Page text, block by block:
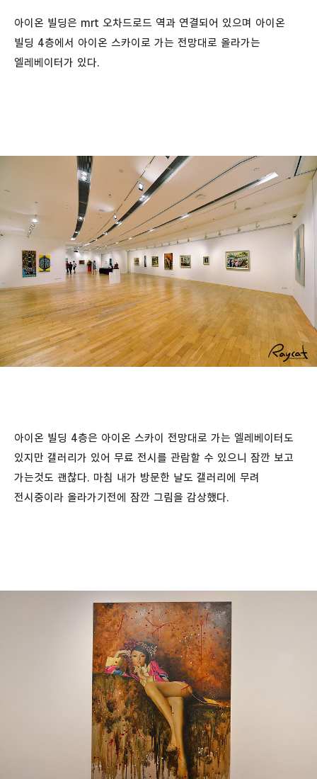
아이온 빌딩은 mrt 오차드로드 역과 연결되어 있으며 아이온
빌딩 4층에서 아이온 스카이로 가는 전망대로 올라가는
엘레베이터가 있다.
아이온 빌딩 4층은 아이온 스카이 전망대로 가는 엘레베이터도
있지만 갤러리가 있어 무료 전시를 관람할 수 있으니 잠깐 보고
가는것도 괜찮다. 마침 내가 방문한 날도 갤러리에 무려
전시중이라 올라가기전에 잠깐 그림을 감상했다.